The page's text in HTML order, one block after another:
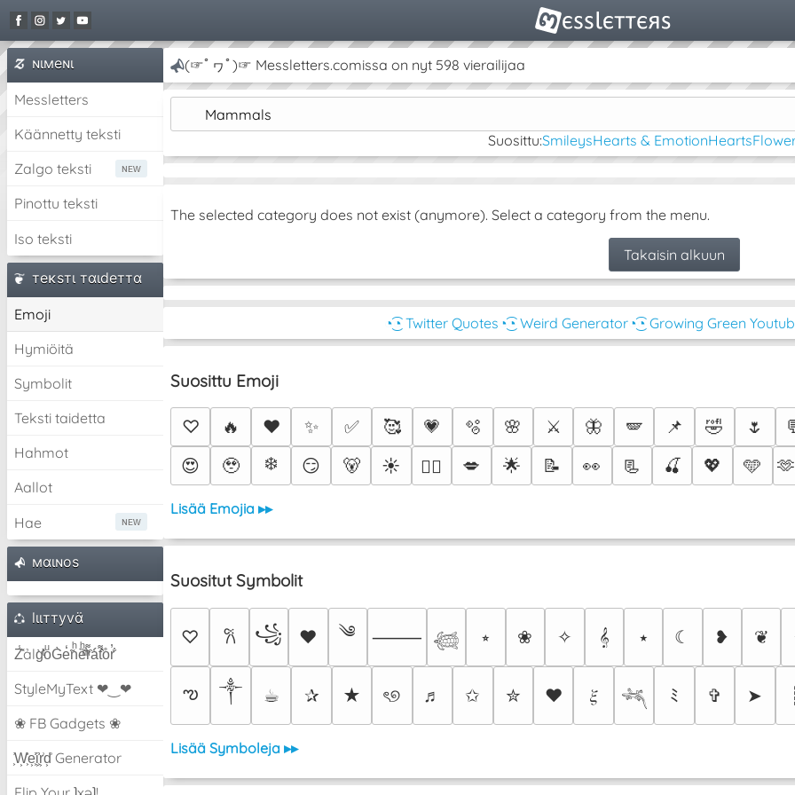
ɴιмeɴι
Messletters
Käännetty teksti
Zalgo teksti
Pinottu teksti
Iso teksti
тeĸѕтι тαιdeттα
Emoji
Hymiöitä
Symbolit
Teksti taidetta
Hahmot
Aallot
Hae
мαιɴoѕ
lιιттyvα̈
Z̾̽ảlg̀͐ͭ̽oͧG̀e̒̃nͪȅͪͫ̏̐r͌̑á͑t͌̑͛o̊r̓̐
StyleMyText ❤‿❤
❀ FB Gadgets ❀
͕͗W͕͕͗͗e͕͕͗͗i͕͕͗͗r͕͗d͕͗ Generator
(☞ﾟヮﾟ)☞ Messletters.comissa on nyt 598 vierailijaa
Mammals
Suosittu:SmileysHearts & EmotionHearts
The selected category does not exist (anymore). Select a category from the menu.
Takaisin alkuun
◔͜͡◔ Twitter Quotes ◔͜͡◔ Weird Generator ◔͜͡◔ Growing Green
Suosittu Emoji
♡ 🔥 ❤️ ✨ ✅ 🥰 💗 🫧 🌸 ⚔️ 🦋 🪽 📌 🤣 🌷
😍
🥹 ❄️ 😏 🐻 ☀️ ❤️‍🔥 💋 🌟 📝 👀 📃 🍒 💖 🩵
Lisää Emojia ▸▸
Suositut Symbolit
♡ 𐙚 ꧁ ♥ ༄ ⸻ 𓆉 ⭒ ❀ ✧ 𝄞 ⭑ ☾ ❥ ❦
ఌ ༒︎ ☕︎ ✰ ★ ৎ୭ ♬ ✩ ✮ ❤ 𝜉 𓆈 ﾐ ✞ ➤ ┊
Lisää Symboleja ▸▸